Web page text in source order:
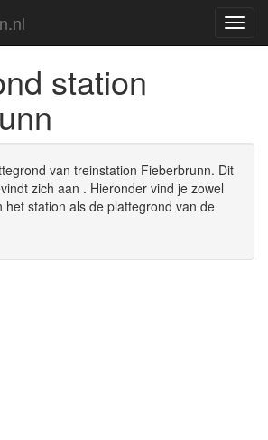
station
van treinstation Fieberbrunn. Dit
zich aan . Hieronder vind je zowel
het station als de plattegrond van de